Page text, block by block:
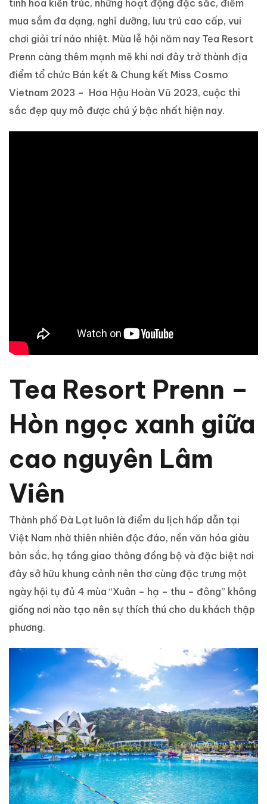
tinh hoa kiến trúc, những hoạt động đặc sắc, điểm
mua sắm đa dạng, nghỉ dưỡng, lưu trú cao cấp, vui
chơi giải trí náo nhiệt. Mùa lễ hội năm nay Tea Resort
Prenn càng thêm mạnh mẽ khi nơi đây trở thành địa
điểm tổ chức Bán kết & Chung kết Miss Cosmo
Vietnam 2023 – Hoa Hậu Hoàn Vũ 2023, cuộc thi
sắc đẹp quy mô được chú ý bậc nhất hiện nay.
Tea Resort Prenn –
Hòn ngọc xanh giữa
cao nguyên Lâm
Viên
Thành phố Đà Lạt luôn là điểm du lịch hấp dẫn tại
Việt Nam nhờ thiên nhiên độc đáo, nền văn hóa giàu
bản sắc, hạ tầng giao thông đồng bộ và đặc biệt nơi
đây sở hữu khung cảnh nên thơ cùng đặc trưng một
ngày hội tụ đủ 4 mùa “Xuân – hạ – thu – đông” không
giống nơi nào tạo nên sự thích thú cho du khách thập
phương.